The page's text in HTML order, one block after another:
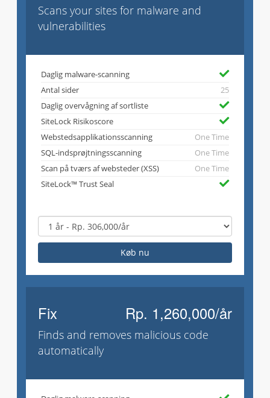
Scans your sites for malware and
vulnerabilities
Daglig malware-scanning
Antal sider
25
Daglig overvågning af sortliste
SiteLock Risikoscore
Webstedsapplikationsscanning
One Time
SQL-indsprøjtningsscanning
One Time
Scan på tværs af websteder (XSS)
One Time
SiteLock™ Trust Seal
Køb nu
Fix Rp. 1,260,000/år
Finds and removes malicious code
automatically